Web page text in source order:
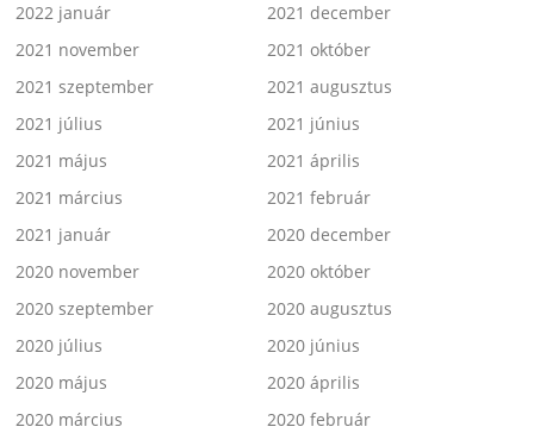
2022 január
2021 december
2021 november
2021 október
2021 szeptember
2021 augusztus
2021 július
2021 június
2021 május
2021 április
2021 március
2021 február
2021 január
2020 december
2020 november
2020 október
2020 szeptember
2020 augusztus
2020 július
2020 június
2020 május
2020 április
2020 március
2020 február